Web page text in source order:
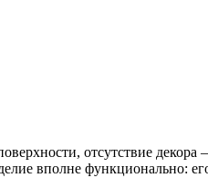
отсутствие
вполне функционально: